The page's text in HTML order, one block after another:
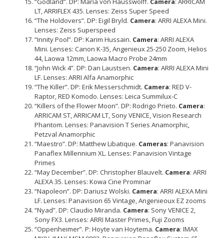
LT, ARRIFLEX 435. Lenses: Zeiss Super Speed
“The Holdovers”. DP: Eigil Bryld. Camera: ARRI ALEXA Mini.
Lenses: Zeiss Superspeed
“Innity Pool”. DP: Karim Hussain. Camera: ARRI ALEXA
Mini. Lenses: Canon K-35, Angenieux 25-250 Zoom, Helios
44, Laowa 12mm, Laowa Macro Probe 24mm
“John Wick 4”. DP: Dan Laustsen. Camera: ARRI ALEXA Mini
LF. Lenses: ARRI Alfa Anamorphic
“The Killer”. DP: Erik Messerschmidt. Camera: RED V-
Raptor, RED Komodo. Lenses: Leica Summilux-C
“Killers of the Flower Moon”. DP: Rodrigo Prieto. Camera:
ARRICAM ST, ARRICAM LT, Sony VENICE, Vision Research
Phantom. Lenses: Panavision T Series Anamorphic,
Petzval Anamorphic
“Maestro”. DP: Matthew Libatique. Cameras: Panavision
Panaflex Millennium XL. Lenses: Panavision Vintage
Primes
“May December”. DP: Christopher Blauvelt. Camera: ARRI
ALEXA 35. Lenses: Kowa Cine Prominar
“Napoleon”. DP: Dariusz Wolski. Camera: ARRI ALEXA Mini
LF. Lenses: Panavision 65 Vintage, Angenieoux EZ zooms
“Nyad”. DP: Claudio Miranda. Camera: Sony VENICE 2,
Sony FX3. Lenses: ARRI Master Primes, Fuji Zooms
“Oppenheimer”. P: Hoyte van Hoytema. Camera: IMAX